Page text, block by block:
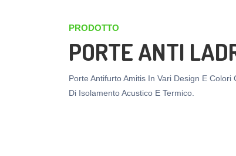
PRODOTTO
PORTE ANTI
Porte Antifurto Amitis In Vari Design E
Di Isolamento Acustico E Termico.